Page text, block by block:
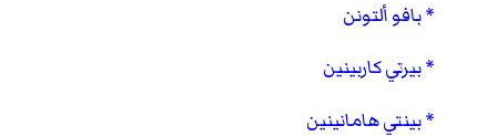
بافو ألتونن
بيرتي كاربينين
بينتي هامانينين